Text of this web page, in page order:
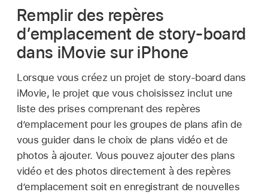
Remplir des repères
d’emplacement de story-board
dans iMovie sur iPhone
Lorsque vous créez un projet de story-board dans
iMovie, le projet que vous choisissez inclut une
liste des prises comprenant des repères
d’emplacement pour les groupes de plans afin de
vous guider dans le choix de plans vidéo et de
photos à ajouter. Vous pouvez ajouter des plans
vidéo et des photos directement à des repères
d’emplacement soit en enregistrant de nouvelles